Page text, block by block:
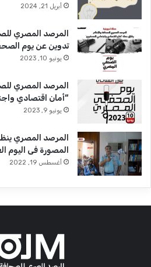
أبريل 21, 2024
المرصد المصري
تدوين عن يوم الصحفي
يونيو 10, 2023
المرصد المصري
“أمان اقتصادي
يونيو 9, 2023
المرصد المصري
المصورة فى اليوم
أغسطس 19, 2022